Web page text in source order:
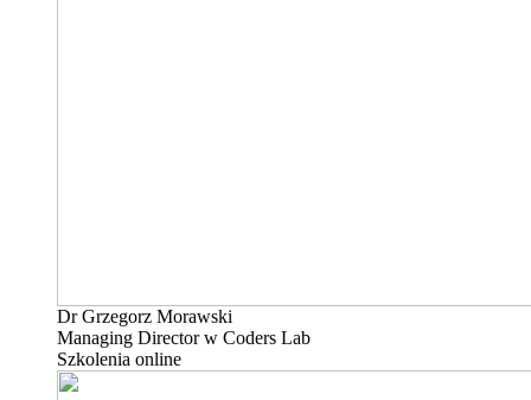
Dr Grzegorz Morawski
Managing Director w Coders Lab
Szkolenia online